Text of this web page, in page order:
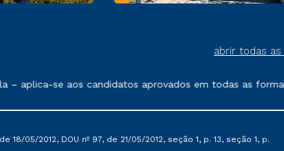
abrir todas
de serviços.
se aos candidatos aprovados em todas as formas
05/2012, DOU nº 97, de 21/05/2012, seção 1, p. 13, seção 1, p.